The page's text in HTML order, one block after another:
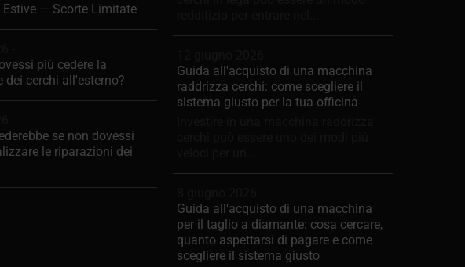
Estive — Scorte Limitate
più cedere la
dei cerchi all'esterno?
se non dovessi
le riparazioni dei
Guida all'acquisto di una macchina
raddrizza cerchi: come scegliere il
sistema giusto per la tua officina
Guida all'acquisto di una macchina
per il taglio a diamante: cosa cercare,
quanto aspettarsi di pagare e come
scegliere il sistema giusto